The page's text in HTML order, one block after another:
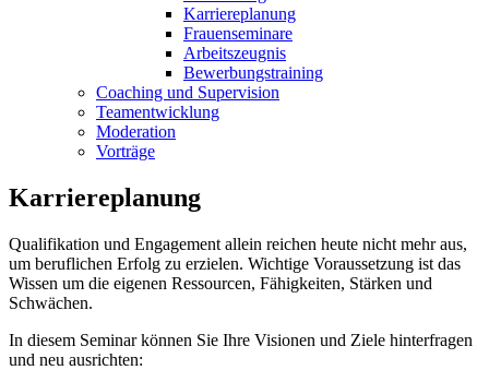
Karriereplanung
Frauenseminare
Arbeitszeugnis
Bewerbungstraining
Coaching und Supervision
Teamentwicklung
Moderation
Vorträge
Karriereplanung
Qualifikation und Engagement allein reichen heute nicht mehr aus,
um beruflichen Erfolg zu erzielen. Wichtige Voraussetzung ist das
Wissen um die eigenen Ressourcen, Fähigkeiten, Stärken und
Schwächen.
In diesem Seminar können Sie Ihre Visionen und Ziele hinterfragen
und neu ausrichten: